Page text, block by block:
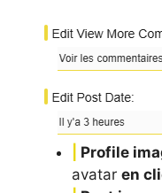
Profile
avatar en